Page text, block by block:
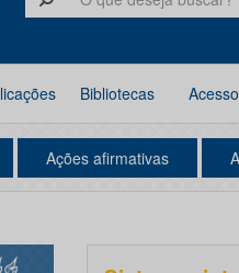
Bibliotecas
Ações afirmativas